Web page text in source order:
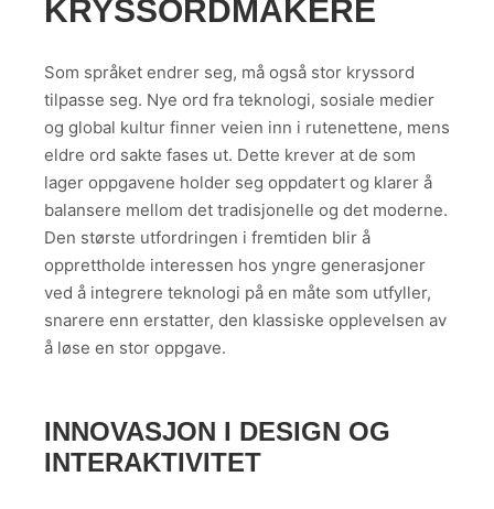
KRYSSORDMAKERE
Som språket endrer seg, må også stor kryssord
tilpasse seg. Nye ord fra teknologi, sosiale medier
og global kultur finner veien inn i rutenettene, mens
eldre ord sakte fases ut. Dette krever at de som
lager oppgavene holder seg oppdatert og klarer å
balansere mellom det tradisjonelle og det moderne.
Den største utfordringen i fremtiden blir å
opprettholde interessen hos yngre generasjoner
ved å integrere teknologi på en måte som utfyller,
snarere enn erstatter, den klassiske opplevelsen av
å løse en stor oppgave.
INNOVASJON I DESIGN OG
INTERAKTIVITET